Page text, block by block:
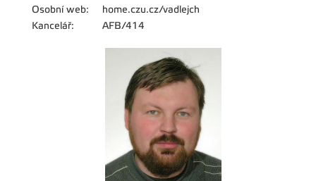
Osobní web:
home.czu.cz/vadlejch
Kancelář:
AFB/414